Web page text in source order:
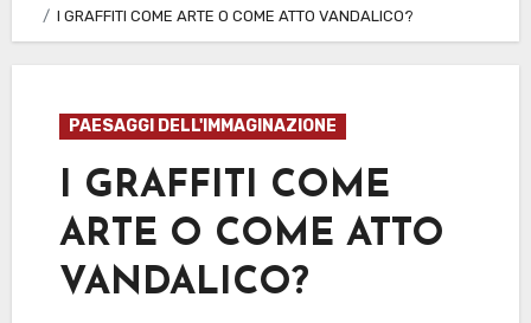
I GRAFFITI COME ARTE O COME ATTO VANDALICO?
PAESAGGI DELL'IMMAGINAZIONE
I GRAFFITI COME
ARTE O COME ATTO
VANDALICO?